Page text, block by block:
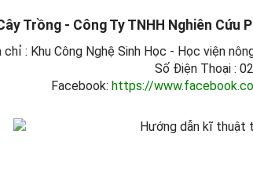
Trồng - Công Ty TNHH Nghiên Cứu
chỉ : Khu Công Nghệ Sinh Học - Học viện
Số Điện Thoại :
Facebook: https://